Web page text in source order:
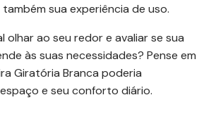
sua experiência de uso.
olhar ao seu redor e avaliar se sua
às suas necessidades? Pense em
Giratória Branca poderia
e seu conforto diário.